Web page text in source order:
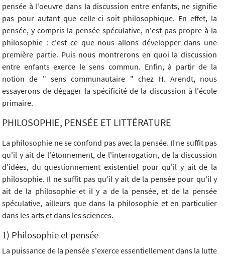
pensée à l'oeuvre dans la discussion entre enfants, ne signifie
pas pour autant que celle-ci soit philosophique. En effet, la
pensée, y compris la pensée spéculative, n'est pas propre à la
philosophie : c'est ce que nous allons développer dans une
première partie. Puis nous montrerons en quoi la discussion
entre enfants exerce le sens commun. Enfin, à partir de la
notion de " sens communautaire " chez H. Arendt, nous
essayerons de dégager la spécificité de la discussion à l'école
primaire.
PHILOSOPHIE, PENSÉE ET LITTÉRATURE
La philosophie ne se confond pas avec la pensée. Il ne suffit pas
qu'il y ait de l'étonnement, de l'interrogation, de la discussion
d'idées, du questionnement existentiel pour qu'il y ait de la
philosophie. Il ne suffit pas qu'il y ait de la pensée pour qu'il y
ait de la philosophie et il y a de la pensée, et de la pensée
spéculative, ailleurs que dans la philosophie et en particulier
dans les arts et dans les sciences.
1) Philosophie et pensée
La puissance de la pensée s'exerce essentiellement dans la lutte